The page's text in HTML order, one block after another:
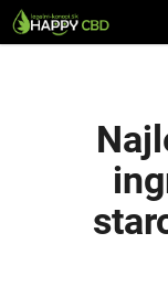
Prejsť
na
K
o